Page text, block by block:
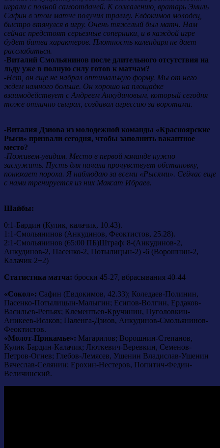
играли с полной самоотдачей. К сожалению, вратарь Эмиль
Сафин в этом матче получил травму. Евдокимов молодец,
быстро втянулся в игру. Очень тяжелый был матч. Нам
сейчас предстоят серьезные соперники, и в каждой игре
будет битва характеров. Плотность календаря не дает
расслабиться.
-Виталий Смольянинов после длительного отсутствия на
льду уже в полную силу готов к матчам?
-Нет, он еще не набрал оптимальную форму. Мы от него
ждем намного больше. Он хорошо на площадке
взаимодействует с Андреем Анкудиновым, который сегодня
тоже отлично сыграл, создавал агрессию за воротами.
-Виталия Дзиова из молодежной команды «Красноярские
Рыси» призвали сегодня, чтобы заполнить вакантное
место?
-Поживем-увидим. Место в первой команде нужно
заслужить. Пусть для начала прочувствует обстановку,
понюхает пороха. Я наблюдаю за всеми «Рысями». Сейчас еще
с нами тренируется из них Максат Ибраев.
Шайбы:
0:1-Бардин (Кулик, калачик, 10.43).
1:1-Смольянинов (Анкудинов, Феоктистов, 25.28).
2:1-Смольянинов (65:00 ПБ)Штраф: 8-(Анкудинов-2,
Анкудинов-2, Пасенко-2, Потылицын-2) -6 (Ворошнин-2,
Калачик 2+2)
Статистика матча: броски 45-27, вбрасывания 40-44
«Сокол»: Сафин (Евдокимов, 42.33); Коледаев-Полинин,
Пасенко-Потылицын-Малыгин; Есипов-Волгин, Ердаков-
Васильев-Репьях; Клементьев-Кручинин, Пуголовкин-
Аникеев-Исаков; Паленга-Дзиов, Анкудинов-Смольянинов-
Феоктистов.
«Молот-Прикамье»: Магарилов; Ворошнин-Степанов,
Кулик-Бардин-Калачик; Люткевич-Веревкин, Семенов-
Петров-Огнев; Глебов-Лемясев, Ушенин Владислав-Ушенин
Вячеслав-Селянин; Ерохин-Нестеров, Попитич-Федин-
Величинский.